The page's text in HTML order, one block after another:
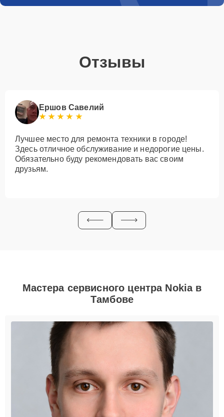
Отзывы
Ершов Савелий
Лучшее место для ремонта техники в городе!
Здесь отличное обслуживание и недорогие цены.
Обязательно буду рекомендовать вас своим
друзьям.
Мастера сервисного центра Nokia в
Тамбове